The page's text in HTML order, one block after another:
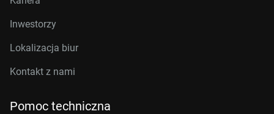
Inwestorzy
Lokalizacja biur
Kontakt z nami
Pomoc techniczna